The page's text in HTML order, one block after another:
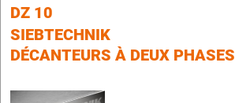
DZ 10
SIEBTECHNIK
DÉCANTEURS À DEUX PHASES